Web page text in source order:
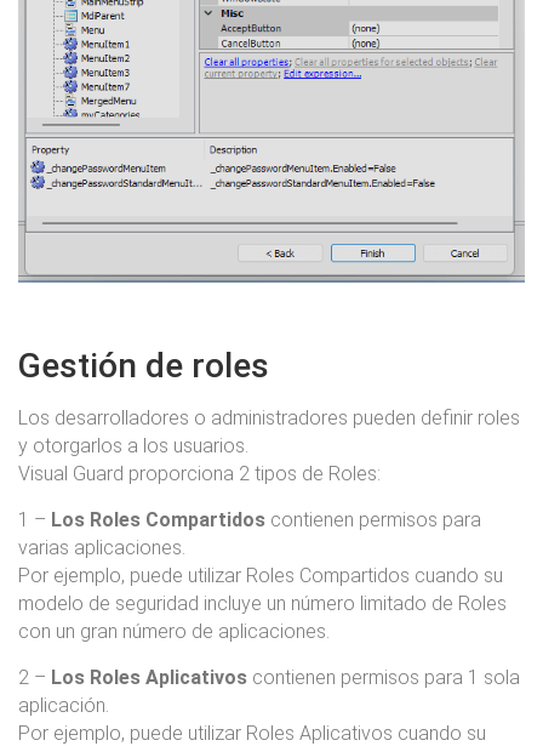
Gestión de roles
Los desarrolladores o administradores pueden definir roles
y otorgarlos a los usuarios.
Visual Guard proporciona 2 tipos de Roles:
1 – Los Roles Compartidos contienen permisos para
varias aplicaciones.
Por ejemplo, puede utilizar Roles Compartidos cuando su
modelo de seguridad incluye un número limitado de Roles
con un gran número de aplicaciones.
2 – Los Roles Aplicativos contienen permisos para 1 sola
aplicación.
Por ejemplo, puede utilizar Roles Aplicativos cuando su